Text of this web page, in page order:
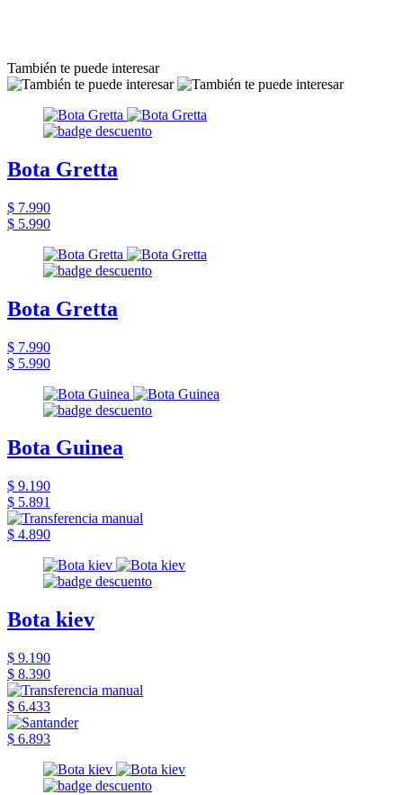
También te puede interesar
Bota Gretta
$ 7.990
$ 5.990
Bota Gretta
$ 7.990
$ 5.990
Bota Guinea
$ 9.190
$ 5.891
$ 4.890
Bota kiev
$ 9.190
$ 8.390
$ 6.433
$ 6.893